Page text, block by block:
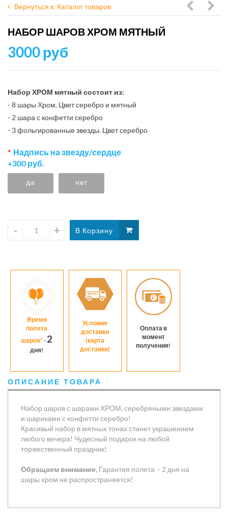
Вернуться к: Каталог товаров
шаров
НАБОР ШАРОВ ХРОМ МЯТНЫЙ
3000 руб
Набор ХРОМ мятный состоит из:
- 8 шары Хром. Цвет серебро и мятный
- 2 шара с конфетти серебро
- 3 фольгированные звезды. Цвет серебро
Надпись на звезду/сердце
+300 руб.
да нет
Время
полета
шаров*- 2
дня!
Условия
доставки
(карта
доставки)
Оплата в
момент
получения!
ОПИСАНИЕ ТОВАРА
Набор шаров с шарами ХРОМ, серебряными звездами
и шариками с конфетти серебро!
Красивый набор в мятных тонах станет украшением
любого вечера! Чудесный подарок на любой
торжественный праздник!
Обращаем внимание, Гарантия полета - 2 дня на
шары хром не распространяется!